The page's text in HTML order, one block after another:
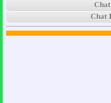
Chat